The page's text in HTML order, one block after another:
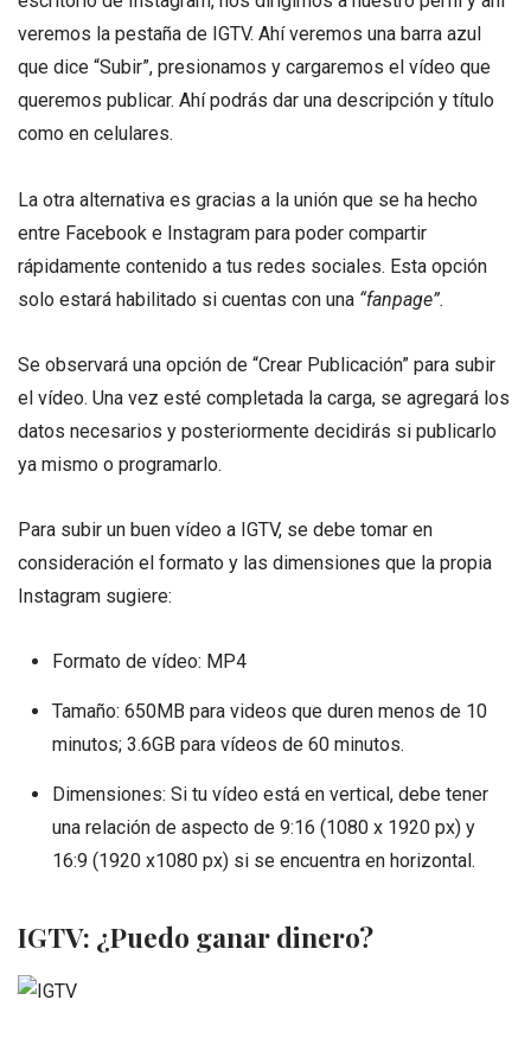
veremos la pestaña de IGTV. Ahí veremos una barra azul
que dice “Subir”, presionamos y cargaremos el vídeo que
queremos publicar. Ahí podrás dar una descripción y título
como en celulares.
La otra alternativa es gracias a la unión que se ha hecho
entre Facebook e Instagram para poder compartir
rápidamente contenido a tus redes sociales. Esta opción
solo estará habilitado si cuentas con una “fanpage”.
Se observará una opción de “Crear Publicación” para subir
el vídeo. Una vez esté completada la carga, se agregará los
datos necesarios y posteriormente decidirás si publicarlo
ya mismo o programarlo.
Para subir un buen vídeo a IGTV, se debe tomar en
consideración el formato y las dimensiones que la propia
Instagram sugiere:
Formato de vídeo: MP4
Tamaño: 650MB para videos que duren menos de 10
minutos; 3.6GB para vídeos de 60 minutos.
Dimensiones: Si tu vídeo está en vertical, debe tener
una relación de aspecto de 9:16 (1080 x 1920 px) y
16:9 (1920 x1080 px) si se encuentra en horizontal.
IGTV: ¿Puedo ganar dinero?